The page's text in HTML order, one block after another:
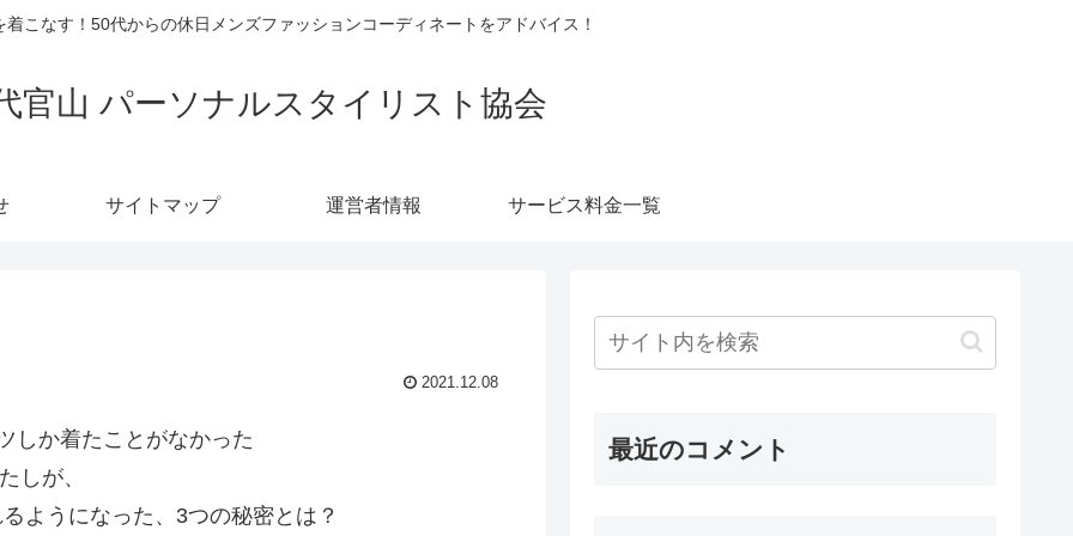
着こなす！50代からの休日メンズファッションコーディネートをアドバイス！
官山 パーソナルスタイリスト協会
サイトマップ 運営者情報 サービス料金一覧
2021.12.08
しか着たことがなかった
しが、
ようになった、3つの秘密とは？
最近のコメント